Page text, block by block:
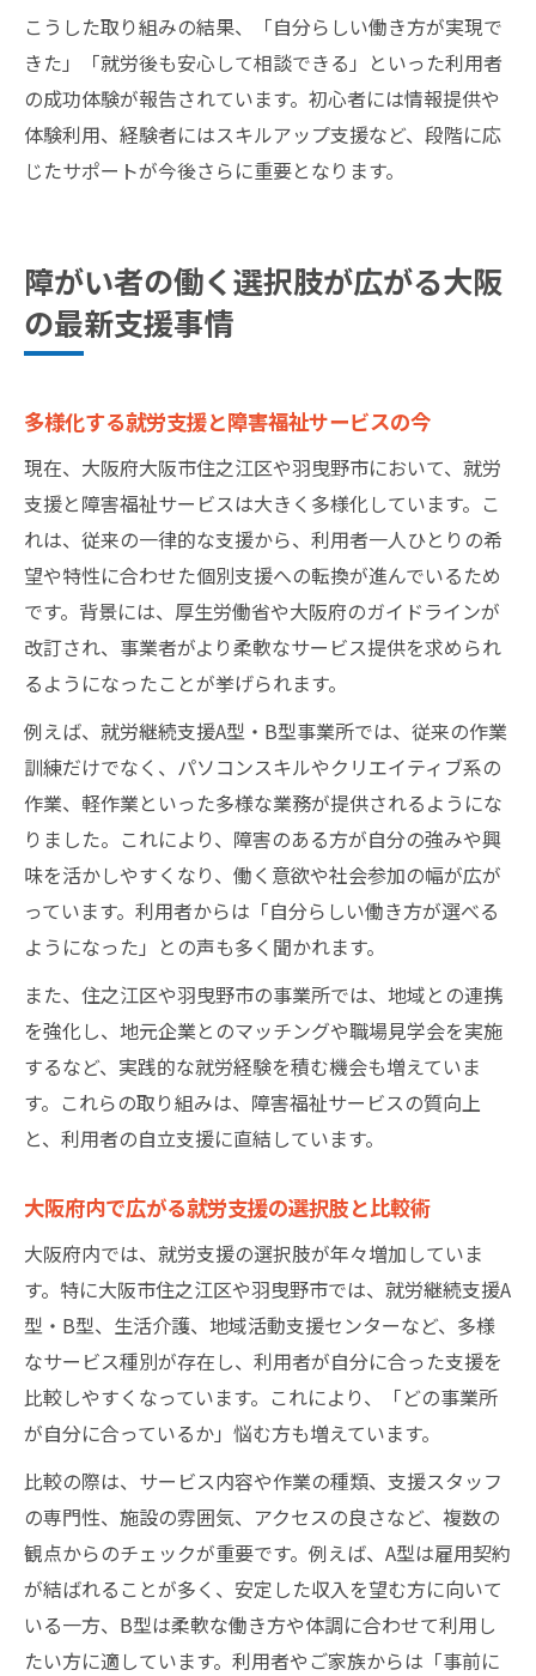
こうした取り組みの結果、「自分らしい働き方が実現で
きた」「就労後も安心して相談できる」といった利用者
の成功体験が報告されています。初心者には情報提供や
体験利用、経験者にはスキルアップ支援など、段階に応
じたサポートが今後さらに重要となります。
障がい者の働く選択肢が広がる大阪
の最新支援事情
多様化する就労支援と障害福祉サービスの今
現在、大阪府大阪市住之江区や羽曳野市において、就労
支援と障害福祉サービスは大きく多様化しています。こ
れは、従来の一律的な支援から、利用者一人ひとりの希
望や特性に合わせた個別支援への転換が進んでいるため
です。背景には、厚生労働省や大阪府のガイドラインが
改訂され、事業者がより柔軟なサービス提供を求められ
るようになったことが挙げられます。
例えば、就労継続支援A型・B型事業所では、従来の作業
訓練だけでなく、パソコンスキルやクリエイティブ系の
作業、軽作業といった多様な業務が提供されるようにな
りました。これにより、障害のある方が自分の強みや興
味を活かしやすくなり、働く意欲や社会参加の幅が広が
っています。利用者からは「自分らしい働き方が選べる
ようになった」との声も多く聞かれます。
また、住之江区や羽曳野市の事業所では、地域との連携
を強化し、地元企業とのマッチングや職場見学会を実施
するなど、実践的な就労経験を積む機会も増えていま
す。これらの取り組みは、障害福祉サービスの質向上
と、利用者の自立支援に直結しています。
大阪府内で広がる就労支援の選択肢と比較術
大阪府内では、就労支援の選択肢が年々増加していま
す。特に大阪市住之江区や羽曳野市では、就労継続支援A
型・B型、生活介護、地域活動支援センターなど、多様
なサービス種別が存在し、利用者が自分に合った支援を
比較しやすくなっています。これにより、「どの事業所
が自分に合っているか」悩む方も増えています。
比較の際は、サービス内容や作業の種類、支援スタッフ
の専門性、施設の雰囲気、アクセスの良さなど、複数の
観点からのチェックが重要です。例えば、A型は雇用契約
が結ばれることが多く、安定した収入を望む方に向いて
いる一方、B型は柔軟な働き方や体調に合わせて利用し
たい方に適しています。利用者やご家族からは「事前に